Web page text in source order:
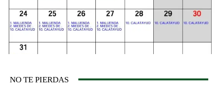
NO TE PIERDAS